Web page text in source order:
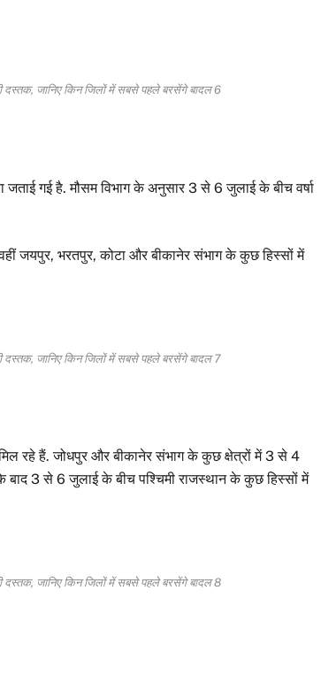
जानिए किन जिलों में सबसे पहले बरसेंगे बादल 6
गई है. मौसम विभाग के अनुसार 3 से 6 जुलाई के बीच वर्षा
जयपुर, भरतपुर, कोटा और बीकानेर संभाग के कुछ हिस्सों में
जानिए किन जिलों में सबसे पहले बरसेंगे बादल 7
रहे हैं. जोधपुर और बीकानेर संभाग के कुछ क्षेत्रों में 3 से 4
बाद 3 से 6 जुलाई के बीच पश्चिमी राजस्थान के कुछ हिस्सों में
जानिए किन जिलों में सबसे पहले बरसेंगे बादल 8